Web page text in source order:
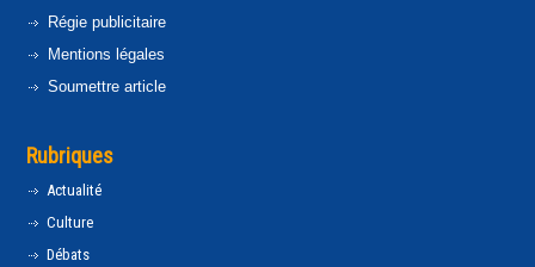
Régie publicitaire
Mentions légales
Soumettre article
Rubriques
Actualité
Culture
Débats